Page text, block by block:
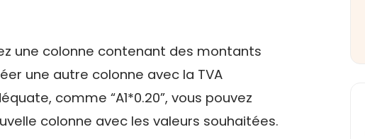
une colonne contenant des montants
une autre colonne avec la TVA
comme “A1*0.20”, vous pouvez
colonne avec les valeurs souhaitées.